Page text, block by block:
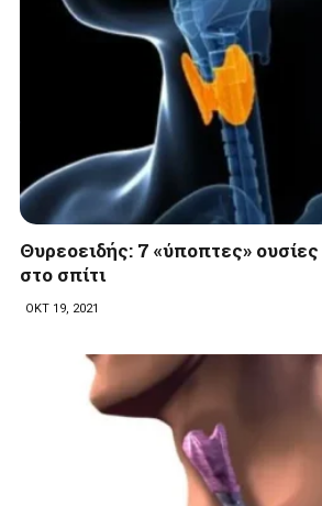
Θυρεοειδής: 7 «ύποπτες»
στο σπίτι
ΟΚΤ 19, 2021